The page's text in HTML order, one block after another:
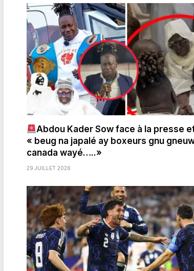
Abdou Kader Sow face à la presse
« beug na japalé ay boxeurs gnu
canada wayé…..»
29 JUILLET 2026